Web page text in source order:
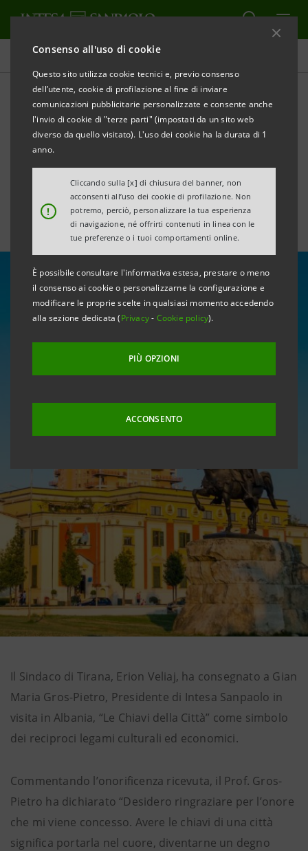
Consenso all'uso di cookie
Questo sito utilizza cookie tecnici e, previo consenso
dell’utente, cookie di profilazione al fine di inviare
comunicazioni pubblicitarie personalizzate e consente anche
l'invio di cookie di "terze parti" (impostati da un sito web
diverso da quello visitato). L'uso dei cookie ha la durata di 1
anno.
!
Cliccando sulla [x] di chiusura del banner, non
acconsenti all’uso dei cookie di profilazione. Non
potremo, perciò, personalizzare la tua esperienza
di navigazione, né offrirti contenuti in linea con le
tue preferenze o i tuoi comportamenti online.
È possibile consultare l'informativa estesa, prestare o meno
il consenso ai cookie o personalizzarne la configurazione e
modificare le proprie scelte in qualsiasi momento accedendo
alla sezione dedicata (Privacy- Cookie policy).
PIÙ OPZIONI
ACCONSENTO
Tutte le news
Al Presidente Gian Maria
Gros-Pietro “Le Chiavi della
Città” di Tirana
Il Sindaco di Tirana, Erion Veliaj, ha consegnato a Gian
Maria Gros-Pietro, Presidente di Intesa Sanpaolo in
visita in Albania, “Le Chiavi della Città” come simbolo
dei reciproci legami culturali ed economici.
Commentando l’onorificenza ricevuta, il Prof. Gros-
Pietro ha dichiarato “Desidero ringraziare per l’onore
che mi viene concesso. Avere le chiavi di una città
significa portarla nel cuore, diventarne un degno